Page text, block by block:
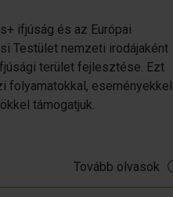
ifjúság és az Európai
Testület nemzeti irodájaként
terület fejlesztése. Ezt
folyamatokkal, eseményekkel
támogatjuk.
Tovább olvasok